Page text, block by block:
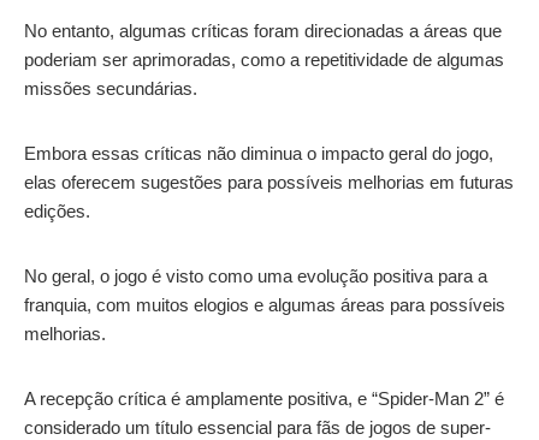
No entanto, algumas críticas foram direcionadas a áreas que
poderiam ser aprimoradas, como a repetitividade de algumas
missões secundárias.
Embora essas críticas não diminua o impacto geral do jogo,
elas oferecem sugestões para possíveis melhorias em futuras
edições.
No geral, o jogo é visto como uma evolução positiva para a
franquia, com muitos elogios e algumas áreas para possíveis
melhorias.
A recepção crítica é amplamente positiva, e “Spider-Man 2” é
considerado um título essencial para fãs de jogos de super-